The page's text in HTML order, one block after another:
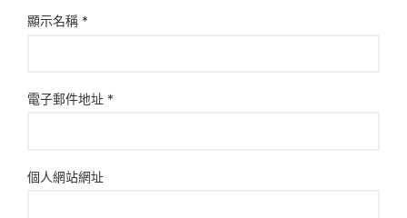
顯示名稱 *
電子郵件地址 *
個人網站網址